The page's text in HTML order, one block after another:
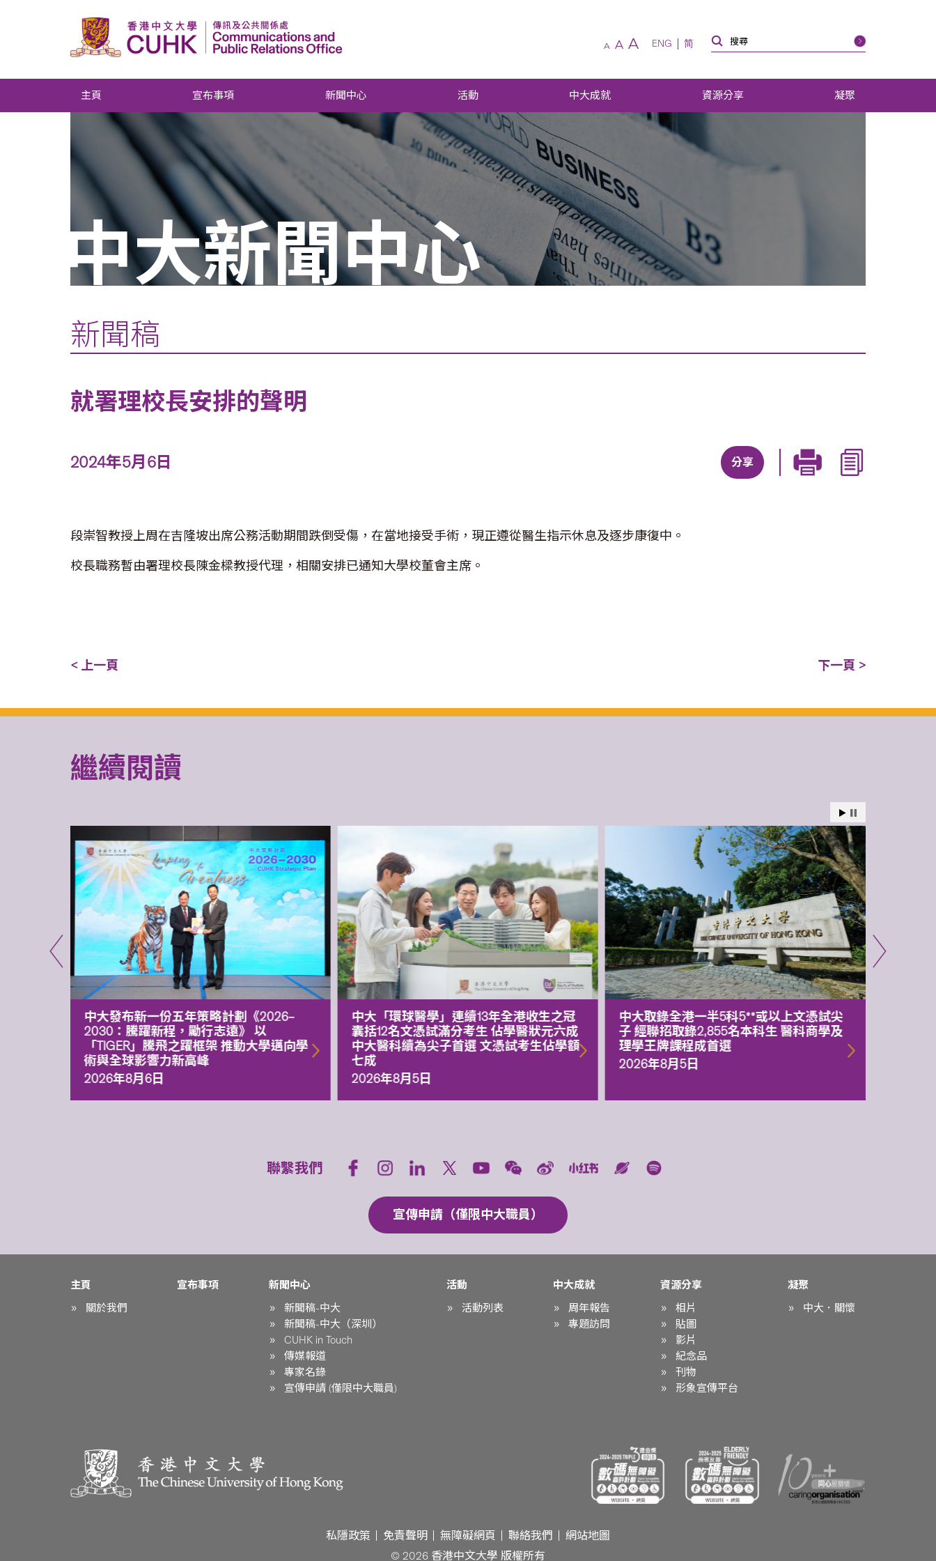
A A A ENG 简
主頁 宣布事項 新聞中心 活動 中大成就 資源分享 凝聚
中大新聞中心
新聞稿
就署理校長安排的聲明
2024年5月6日 分享
段崇智教授上周在吉隆坡出席公務活動期間跌倒受傷，在當地接受手術，現正遵從醫生指示休息及逐步康復中。
校長職務暫由署理校長陳金樑教授代理，相關安排已通知大學校董會主席。
< 上一頁 下一頁 >
繼續閱讀
中大發布新一份五年策略計劃《2026‒
2030：騰躍新程，勵行志遠》 以
「TIGER」騰飛之躍框架 推動大學邁向學
術與全球影響力新高峰
2026年8月6日
中大「環球醫學」連續13年全港收生之冠
囊括12名文憑試滿分考生 佔學醫狀元六成
中大醫科續為尖子首選 文憑試考生佔學額
七成
2026年8月5日
中大取錄全港一半5科5**或以上文憑試尖
子 經聯招取錄2,855名本科生 醫科商學及
理學王牌課程成首選
2026年8月5日
聯繫我們
宣傳申請（僅限中大職員）
主頁
關於我們
宣布事項
新聞中心
新聞稿-中大
新聞稿-中大（深圳）
CUHK in Touch
傳媒報道
專家名錄
宣傳申請 (僅限中大職員)
活動
活動列表
中大成就
周年報告
專題訪問
資源分享
相片
貼圖
影片
紀念品
刊物
形象宣傳平台
凝聚
中大．關懷
私隱政策 免責聲明 無障礙網頁 聯絡我們
網站地圖
© 2026 香港中文大學 版權所有